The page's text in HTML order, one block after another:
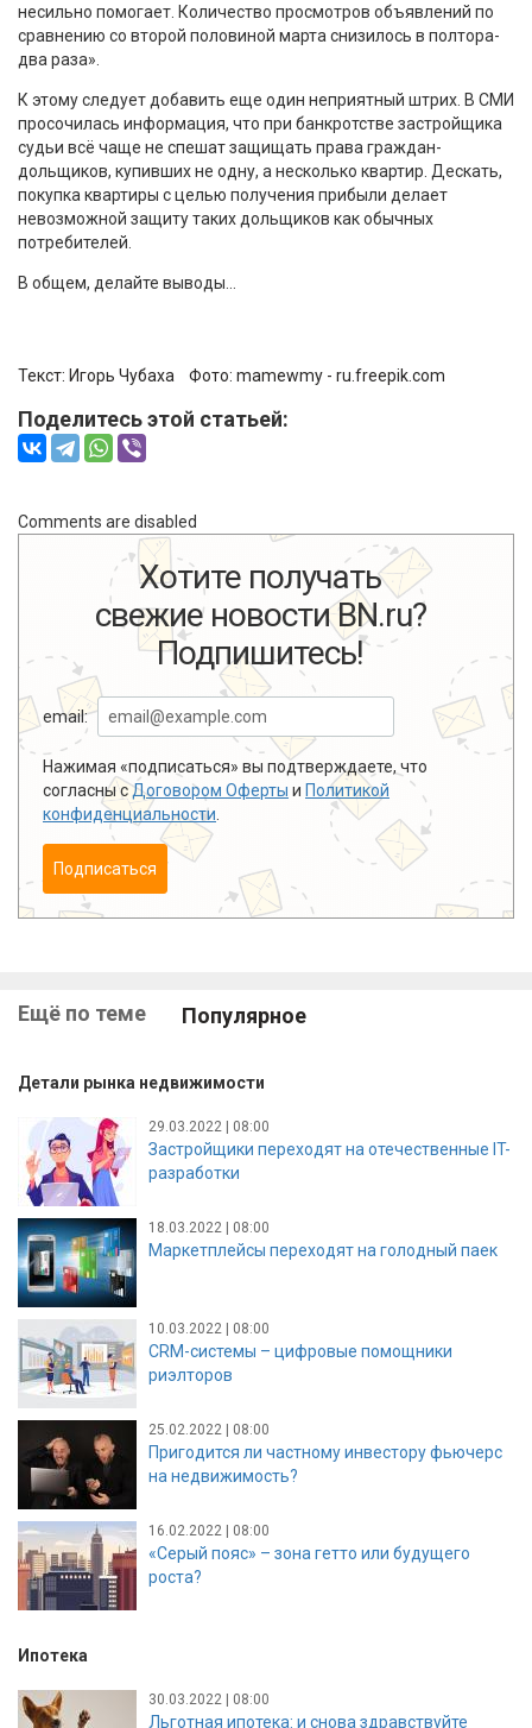
несильно помогает. Количество просмотров объявлений по
сравнению со второй половиной марта снизилось в полтора-
два раза».
К этому следует добавить еще один неприятный штрих. В СМИ
просочилась информация, что при банкротстве застройщика
судьи всё чаще не спешат защищать права граждан-
дольщиков, купивших не одну, а несколько квартир. Дескать,
покупка квартиры с целью получения прибыли делает
невозможной защиту таких дольщиков как обычных
потребителей.
В общем, делайте выводы…
Текст: Игорь Чубаха Фото: mamewmy - ru.freepik.com
Поделитесь этой статьей:
Comments are disabled
Хотите получать
свежие новости BN.ru?
Подпишитесь!
email:
Нажимая «подписаться» вы подтверждаете, что
согласны сДоговором Оферты и Политикой
конфиденциальности
Подписаться
Ещё по теме Популярное
Детали рынка недвижимости
29.03.2022 | 08:00
Застройщики переходят на отечественные IT-
разработки
18.03.2022 | 08:00
Маркетплейсы переходят на голодный паек
10.03.2022 | 08:00
CRM-системы – цифровые помощники
риэлторов
25.02.2022 | 08:00
Пригодится ли частному инвестору фьючерс
на недвижимость?
16.02.2022 | 08:00
«Серый пояс» – зона гетто или будущего
роста?
Ипотека
30.03.2022 | 08:00
Льготная ипотека: и снова здравствуйте